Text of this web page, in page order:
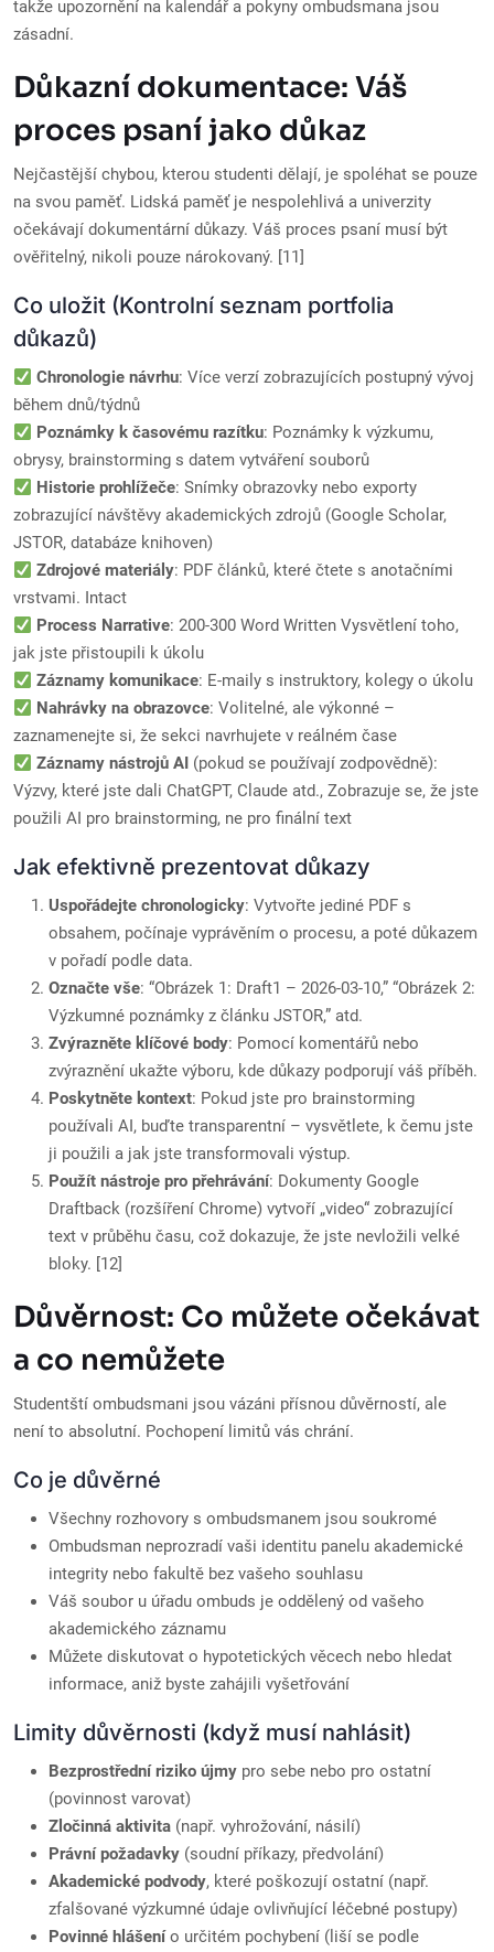
takže upozornění na kalendář a pokyny ombudsmana jsou
zásadní.
Důkazní dokumentace: Váš
proces psaní jako důkaz
Nejčastější chybou, kterou studenti dělají, je spoléhat se pouze
na svou paměť. Lidská paměť je nespolehlivá a univerzity
očekávají dokumentární důkazy. Váš proces psaní musí být
ověřitelný, nikoli pouze nárokovaný. [11]
Co uložit (Kontrolní seznam portfolia
důkazů)
Chronologie návrhu: Více verzí zobrazujících postupný vývoj
během dnů/týdnů
Poznámky k časovému razítku: Poznámky k výzkumu,
obrysy, brainstorming s datem vytváření souborů
Historie prohlížeče: Snímky obrazovky nebo exporty
zobrazující návštěvy akademických zdrojů (Google Scholar,
JSTOR, databáze knihoven)
Zdrojové materiály: PDF článků, které čtete s anotačními
vrstvami. Intact
Process Narrative: 200-300 Word Written Vysvětlení toho,
jak jste přistoupili k úkolu
Záznamy komunikace: E-maily s instruktory, kolegy o úkolu
Nahrávky na obrazovce: Volitelné, ale výkonné –
zaznamenejte si, že sekci navrhujete v reálném čase
Záznamy nástrojů AI (pokud se používají zodpovědně):
Výzvy, které jste dali ChatGPT, Claude atd., Zobrazuje se, že jste
použili AI pro brainstorming, ne pro finální text
Jak efektivně prezentovat důkazy
Uspořádejte chronologicky: Vytvořte jediné PDF s
obsahem, počínaje vyprávěním o procesu, a poté důkazem
v pořadí podle data.
Označte vše: “Obrázek 1: Draft1 – 2026-03-10,” “Obrázek 2:
Výzkumné poznámky z článku JSTOR,” atd.
Zvýrazněte klíčové body: Pomocí komentářů nebo
zvýraznění ukažte výboru, kde důkazy podporují váš příběh.
Poskytněte kontext: Pokud jste pro brainstorming
používali AI, buďte transparentní – vysvětlete, k čemu jste
ji použili a jak jste transformovali výstup.
Použít nástroje pro přehrávání: Dokumenty Google
Draftback (rozšíření Chrome) vytvoří „video“ zobrazující
text v průběhu času, což dokazuje, že jste nevložili velké
bloky. [12]
Důvěrnost: Co můžete očekávat
a co nemůžete
Studentští ombudsmani jsou vázáni přísnou důvěrností, ale
není to absolutní. Pochopení limitů vás chrání.
Co je důvěrné
Všechny rozhovory s ombudsmanem jsou soukromé
Ombudsman neprozradí vaši identitu panelu akademické
integrity nebo fakultě bez vašeho souhlasu
Váš soubor u úřadu ombuds je oddělený od vašeho
akademického záznamu
Můžete diskutovat o hypotetických věcech nebo hledat
informace, aniž byste zahájili vyšetřování
Limity důvěrnosti (když musí nahlásit)
Bezprostřední riziko újmy pro sebe nebo pro ostatní
(povinnost varovat)
Zločinná aktivita (např. vyhrožování, násilí)
Právní požadavky (soudní příkazy, předvolání)
Akademické podvody, které poškozují ostatní (např.
zfalšované výzkumné údaje ovlivňující léčebné postupy)
Povinné hlášenío určitém pochybení (liší se podle